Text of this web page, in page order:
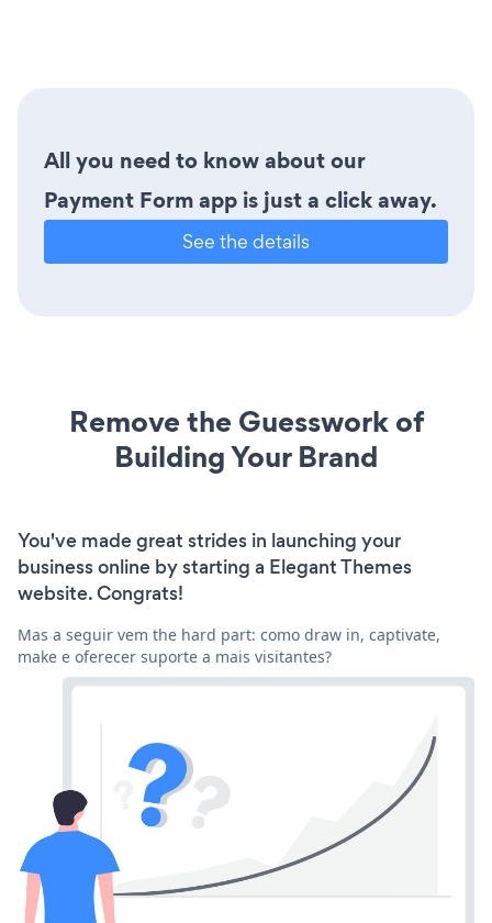
All you need to know about our
Payment Form app is just a click away.
See the details
Remove the Guesswork of
Building Your Brand
You've made great strides in launching your
business online by starting a Elegant Themes
website. Congrats!
Mas a seguir vem the hard part: como draw in, captivate,
make e oferecer suporte a mais visitantes?